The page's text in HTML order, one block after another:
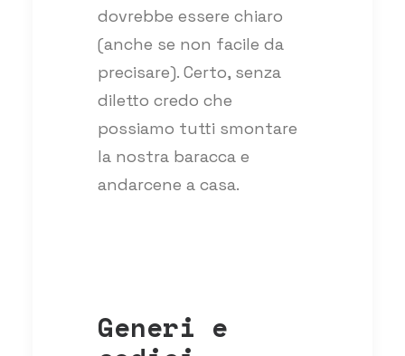
dovrebbe essere chiaro
(anche se non facile da
precisare). Certo, senza
diletto credo che
possiamo tutti smontare
la nostra baracca e
andarcene a casa.
Generi e